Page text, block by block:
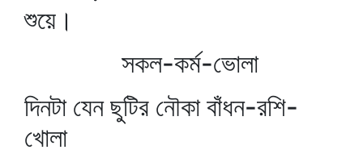
শুয়ে।
সকল-কর্ম-ভোলা
দিনটা যেন ছুটির নৌকা বাঁধন-রশি-
খোলা